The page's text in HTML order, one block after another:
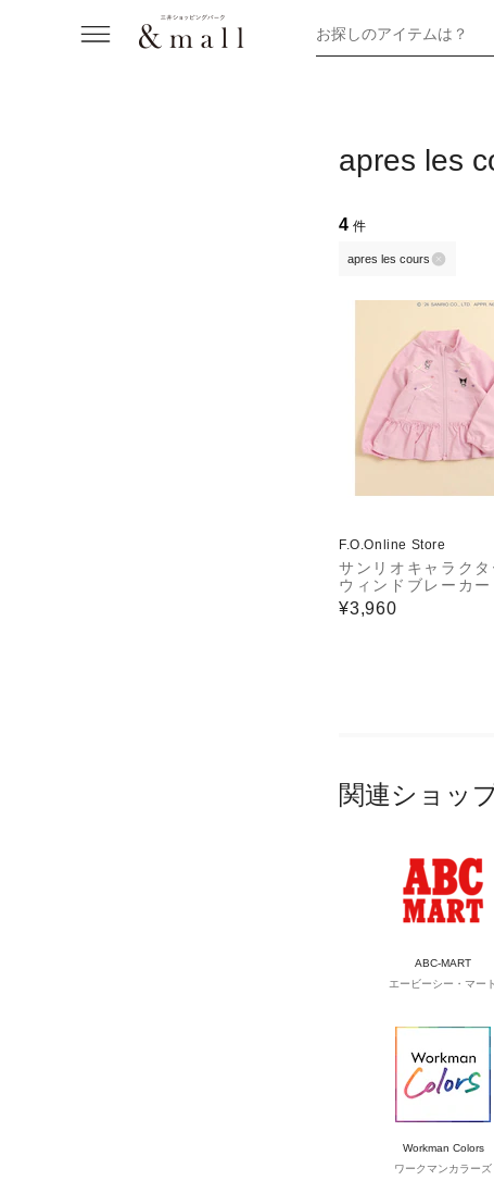
お探しのアイテムは？
apres les
4 件
apres les cours
F.O.Online Store
サンリオキャラクタ
ウィンドブレーカー
¥3,960
関連ショッ
ABC-MART
エービーシー・マート
Workman Colors
ワークマンカラーズ